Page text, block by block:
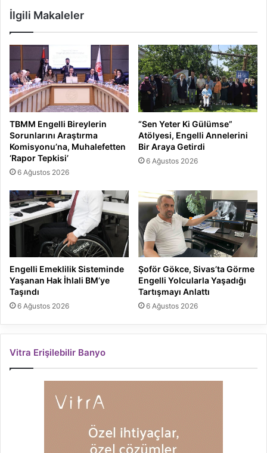
İlgili Makaleler
TBMM Engelli Bireylerin
Sorunlarını Araştırma
Komisyonu’na, Muhalefetten
‘Rapor Tepkisi’
6 Ağustos 2026
“Sen Yeter Ki Gülümse”
Atölyesi, Engelli Annelerini
Bir Araya Getirdi
6 Ağustos 2026
Engelli Emeklilik Sisteminde
Yaşanan Hak İhlali BM’ye
Taşındı
6 Ağustos 2026
Şoför Gökce, Sivas’ta Görme
Engelli Yolcularla Yaşadığı
Tartışmayı Anlattı
6 Ağustos 2026
Vitra Erişilebilir Banyo